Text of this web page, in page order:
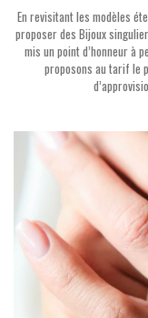
En revisitant les modèles
proposer des Bijoux
mis un point d’honneur à
proposons au tarif le